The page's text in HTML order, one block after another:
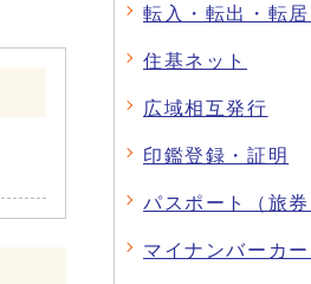
転入・転出・転
住基ネット
広域相互発行
印鑑登録・証明
パスポート（旅券
マイナンバーカー